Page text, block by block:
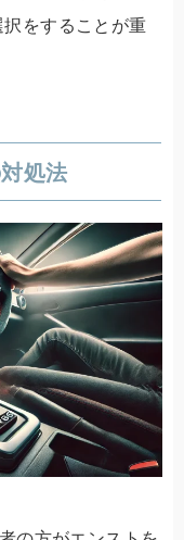
をすることが重
処法